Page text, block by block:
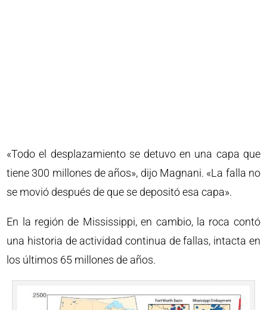
«Todo el desplazamiento se detuvo en una capa que
tiene 300 millones de años», dijo Magnani. «La falla no
se movió después de que se depositó esa capa».
En la región de Mississippi, en cambio, la roca contó
una historia de actividad continua de fallas, intacta en
los últimos 65 millones de años.